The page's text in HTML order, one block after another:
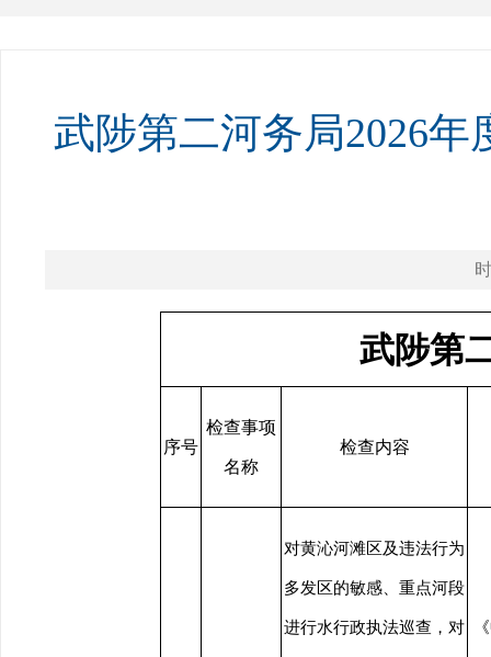
武陟第二河务局2026
武陟第
序号
检查事项
名称
检查内容
对黄沁河滩区及违法行为
多发区的敏感、重点河段
进行水行政执法巡查，对